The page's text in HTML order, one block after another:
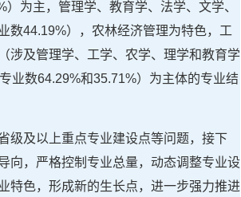
为主，管理学、教育学、法学、文学、
数44.19%），农林经济管理为特色，工
涉及管理学、工学、农学、理学和教育学
业数64.29%和35.71%）为主体的专业结
级及以上重点专业建设点等问题，接下
向，严格控制专业总量，动态调整专业设
特色，形成新的生长点，进一步强力推进